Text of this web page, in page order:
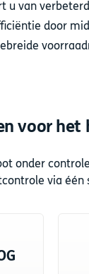
u van
door
voor het
onder
via één